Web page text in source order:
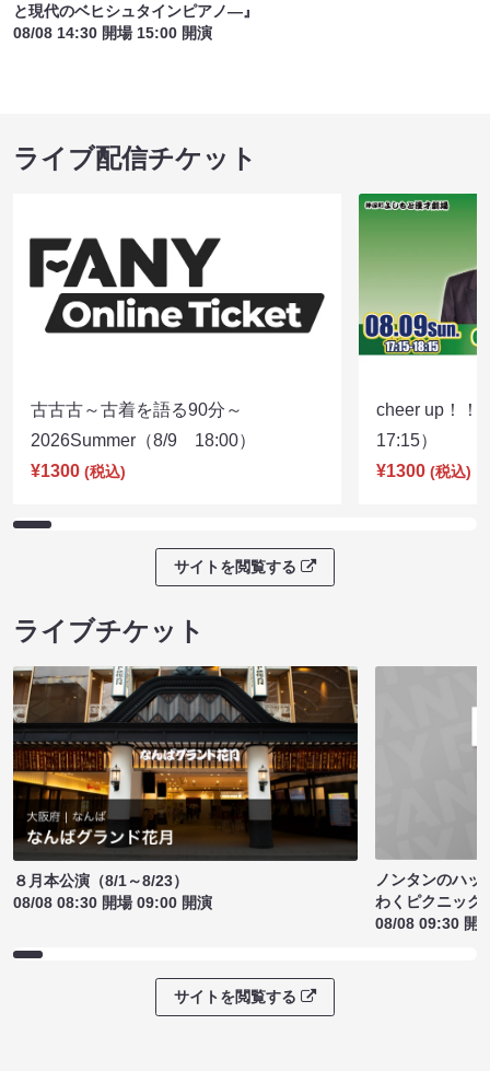
と現代のベヒシュタインピアノ―』
08/08 14:30 開場 15:00 開演
ライブ配信チケット
古古古～古着を語る90分～
2026Summer（8/9 18:00）
¥1300 (税込)
cheer up！
17:15）
¥1300 (税込)
サイトを閲覧する
ライブチケット
８月本公演（8/1～8/23）
08/08 08:30 開場 09:00 開演
ノンタンのハッ
わくピクニック
08/08 09:30 開
サイトを閲覧する